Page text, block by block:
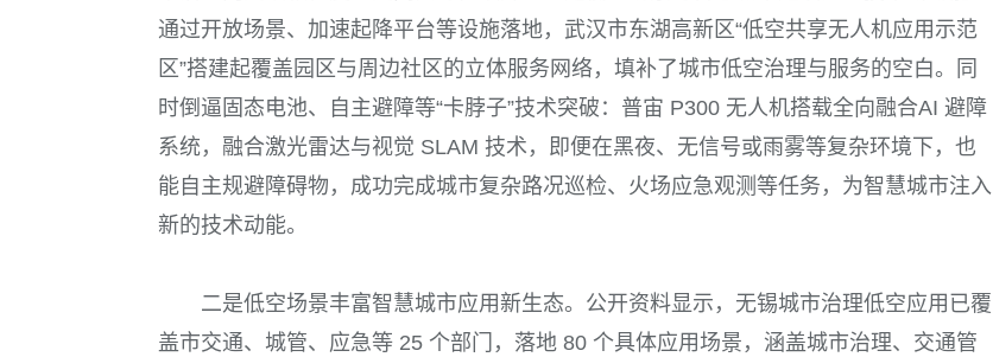
通过开放场景、加速起降平台等设施落地，武汉市东湖高新区“低空共享无人机应用示范
区”搭建起覆盖园区与周边社区的立体服务网络，填补了城市低空治理与服务的空白。同
时倒逼固态电池、自主避障等“卡脖子”技术突破：普宙 P300 无人机搭载全向融合AI 避障
系统，融合激光雷达与视觉 SLAM 技术，即便在黑夜、无信号或雨雾等复杂环境下，也
能自主规避障碍物，成功完成城市复杂路况巡检、火场应急观测等任务，为智慧城市注入
新的技术动能。
二是低空场景丰富智慧城市应用新生态。公开资料显示，无锡城市治理低空应用已覆
盖市交通、城管、应急等 25 个部门，落地 80 个具体应用场景，涵盖城市治理、交通管